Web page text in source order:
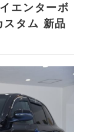
エンターボ
タム 新品